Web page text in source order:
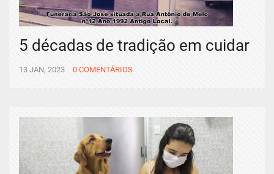
5 décadas de tradição em cuidar
13 JAN, 2023 0 COMENTÁRIOS